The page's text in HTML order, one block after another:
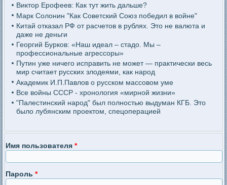
Виктор Ерофеев: Как тут жить дальше?
Марк Солонин "Как Советский Союз победил в войне"
Китай отказал РФ от расчетов в рублях. Это не валюта и
даже не деньги
Георгий Бурков: «Наш идеал – стадо. Мы –
профессиональные агрессоры»
Путин уже ничего исправить не может — практически весь
мир считает русских злодеями, как народ
Академик И.П.Павлов о русском массовом уме
Все войны СССР - хронология «мирной жизни»
"Палестинский народ" был полностью выдуман КГБ. Это
было лубянским проектом, спецоперацией
Имя пользователя*
Пароль*